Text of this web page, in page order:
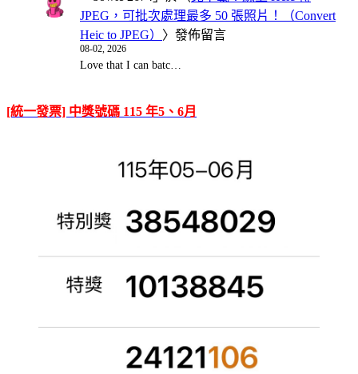
JPEG，可批次處理最多 50 張照片！（Convert
Heic to JPEG） 〉發佈留言
08-02, 2026
Love that I can batc…
[統一發票] 中獎號碼 115 年5、6月